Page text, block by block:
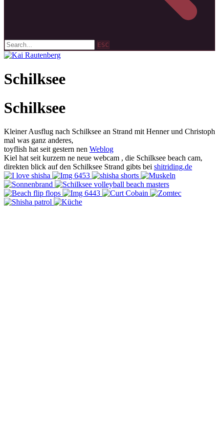
ESC
Schilksee
Schilksee
Kleiner Ausflug nach Schilksee an Strand mit Henner und Christoph
mal was ganz anderes,
toyflish hat seit gestern nen Weblog
Kiel hat seit kurzem ne neue webcam , die Schilksee beach cam,
direkten blick auf den Schilksee Strand gibts bei shitriding.de